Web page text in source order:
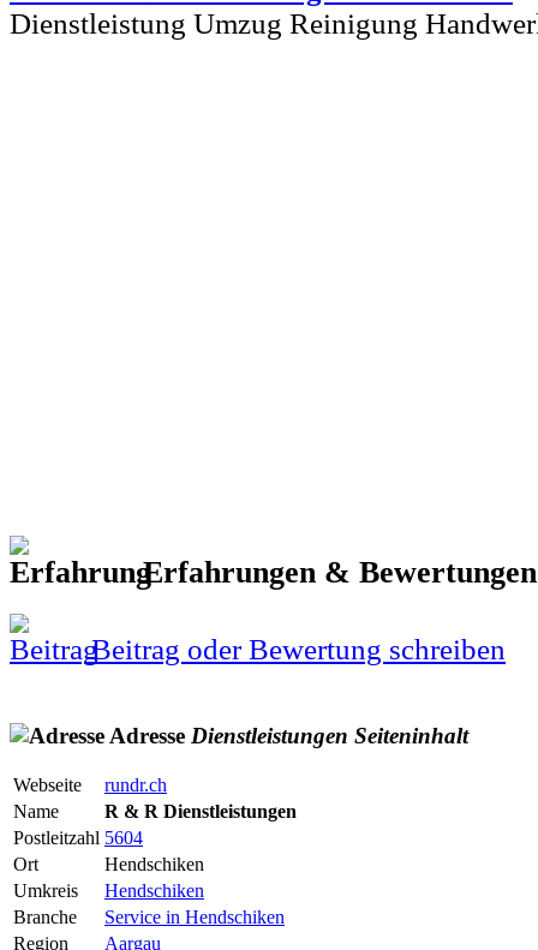
Dienstleistung Umzug Reinigung
Erfahrungen &
Beitrag oder Bewertung schreiben
Adresse Dienstleistungen Seiteninhalt
Webseite
rundr.ch
Name
R & R Dienstleistungen
Postleitzahl 5604
Ort
Hendschiken
Umkreis
Hendschiken
Branche
Service in Hendschiken
Region
Aargau